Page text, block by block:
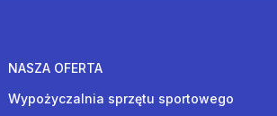
NASZA OFERTA
Wypożyczalnia sprzętu sportowego